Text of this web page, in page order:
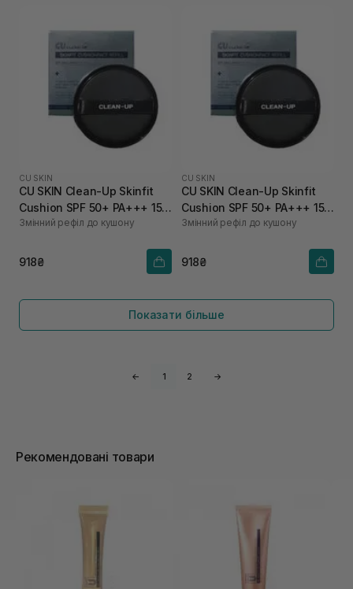
CU SKIN
CU SKIN Clean-Up Skinfit
Cushion SPF 50+ PA+++ 15 г
23 тон
Змінний рефіл до кушону
918₴
CU SKIN
CU SKIN Clean-Up Skinfit
Cushion SPF 50+ PA+++ 15 г
21 тон
Змінний рефіл до кушону
918₴
Показати більше
← 1 2 →
Рекомендовані товари